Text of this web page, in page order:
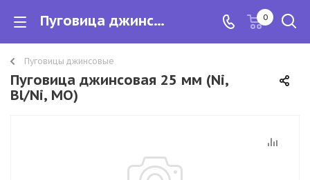
Пуговица джинсовая 25 мм (Ni, Bl/Ni, MO) 0
Пуговицы джинсовые
Пуговица джинсовая 25 мм (Ni,
Bl/Ni, MO)